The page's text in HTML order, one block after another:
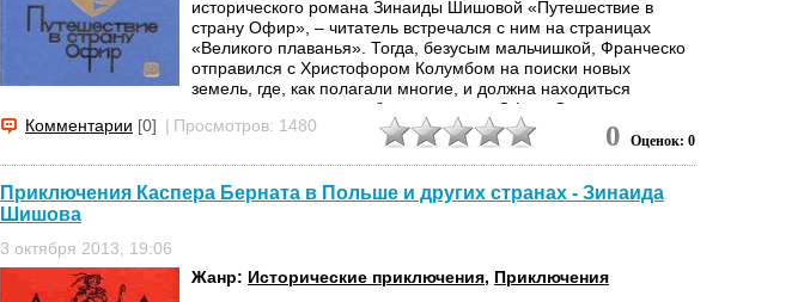
исторического романа Зинаиды Шишовой «Путешествие в
страну Офир», – читатель встречался с ним на страницах
«Великого плаванья». Тогда, безусым мальчишкой, Франческо
отправился с Христофором Колумбом на поиски новых
земель, где, как полагали многие, и должна находиться
загадочная и сказочно богатая страна Офир. Открытые
Колумбом земли и вправду оказались сказочно богатыми, да
только привезенное в Европу золото никому не принесло
счастья. Добытое ценою жизни миллионов индейцев, оно лишь
усугубило страдания испанского народа, изнемогавшего под
мечты отыскать страну обетованную. Да только страна эта, как
выяснилось, лежит совсем не там, где искали ее мечтатели,
Комментарии [0] | Просмотров: 1480 0 Оценок: 0
Приключения Каспера Берната в Польше и других странах - Зинаида
Шишова
3 октября 2013, 19:06
Жанр: Исторические приключения, Приключения